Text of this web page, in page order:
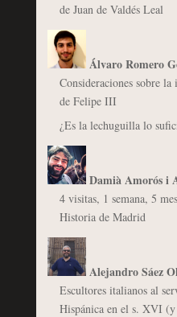
de Juan de Valdés Leal
Álvaro Romero
Consideraciones sobre
de Felipe III
¿Es la lechuguilla lo
Damià Amorós i
4 visitas, 1 semana, 5
Historia de Madrid
Alejandro Sáez
Escultores italianos al
Hispánica en el s. XVI